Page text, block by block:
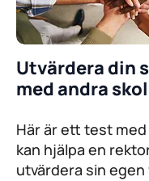
Utvärdera din
med andra
Här är ett test
kan hjälpa en
utvärdera sin